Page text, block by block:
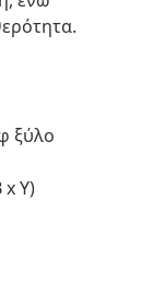
ξύλο
x Υ)